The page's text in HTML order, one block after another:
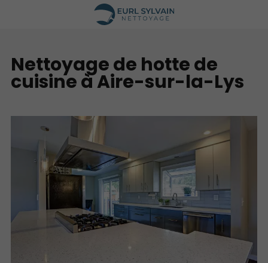
Nettoyage de hotte de
cuisine à Aire-sur-la-Lys